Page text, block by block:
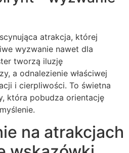
atrakcja, której
wyzwanie nawet dla
tworzą iluzję
a odnalezienie właściwej
i cierpliwości. To świetna
która pobudza orientację
na atrakcjach